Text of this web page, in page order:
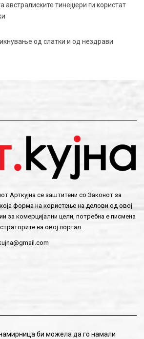
австралиските тинејџери ги користат
од слатки и од нездрави
Арткујна се заштитени со Законот за
форма на користење на делови од овој
за комерцијални цели, потребна е писмена
на овој портал.
би можела да го намали